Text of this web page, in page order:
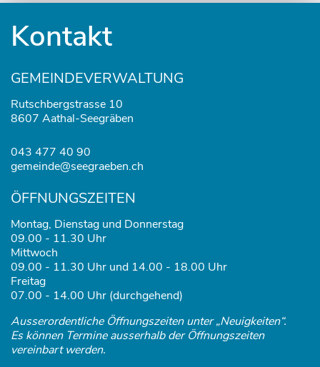
Kontakt
GEMEINDEVERWALTUNG
Rutschbergstrasse 10
8607 Aathal-Seegräben
043 477 40 90
gemeinde@seegraeben.ch
ÖFFNUNGSZEITEN
Montag, Dienstag und Donnerstag
09.00 - 11.30 Uhr
Mittwoch
09.00 - 11.30 Uhr und 14.00 - 18.00 Uhr
Freitag
07.00 - 14.00 Uhr (durchgehend)
Ausserordentliche Öffnungszeiten unter „Neuigkeiten“.
Es können Termine ausserhalb der Öffnungszeiten
vereinbart werden.